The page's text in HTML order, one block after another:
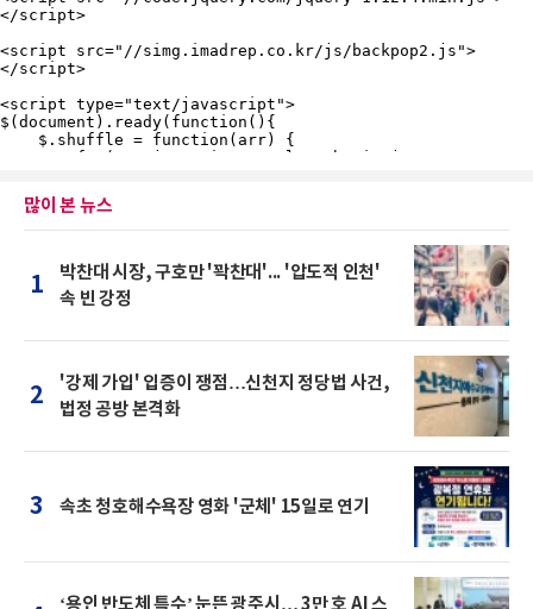
많이 본 뉴스
1
박찬대 시장, 구호만 '꽉찬대'... '압도적 인천'
속 빈 강정
2
'강제 가입' 입증이 쟁점…신천지 정당법 사건,
법정 공방 본격화
3 속초 청호해수욕장 영화 '군체' 15일로 연기
‘용인 반도체 특수’ 눈뜬 광주시… 3만 호 AI 스